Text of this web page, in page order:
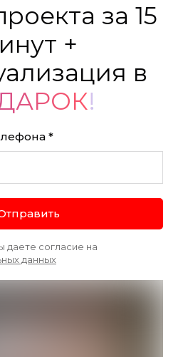
за 15
+
в
!
*
даете согласие на
данных